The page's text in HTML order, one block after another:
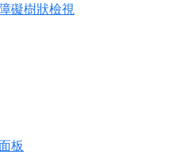
礙樹狀檢視
板